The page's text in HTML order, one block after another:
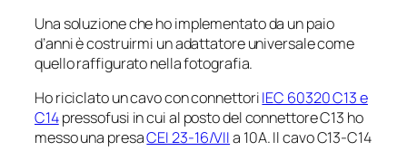
Una soluzione che ho implementato da un paio
d’anni è costruirmi un adattatore universale come
quello raffigurato nella fotografia.
Ho riciclato un cavo con connettoriIEC 60320 C13 e
C14pressofusi in cui al posto del connettore C13 ho
messo una presaCEI 23-16/VIIa 10A. Il cavo C13-C14